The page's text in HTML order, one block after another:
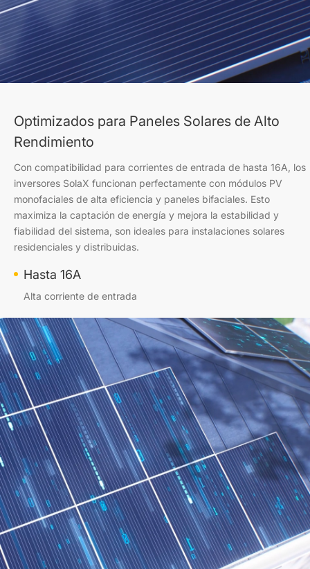
Optimizados para Paneles Solares de Alto
Rendimiento
Con compatibilidad para corrientes de entrada de hasta 16A, los
inversores SolaX funcionan perfectamente con módulos PV
monofaciales de alta eficiencia y paneles bifaciales. Esto
maximiza la captación de energía y mejora la estabilidad y
fiabilidad del sistema, son ideales para instalaciones solares
residenciales y distribuidas.
Hasta 16A
Alta corriente de entrada